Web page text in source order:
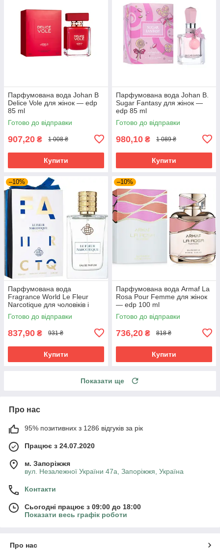
Парфумована вода Johan B
Delice Vole для жінок — edp
85 ml
Готово до відправки
907,20 ₴ 1 008 ₴
Купити
Парфумована вода Johan B.
Sugar Fantasy для жінок —
edp 85 ml
Готово до відправки
980,10 ₴ 1 089 ₴
Купити
–10%
Парфумована вода
Fragrance World Le Fleur
Narcotique для чоловіків і
жінок edp 100 ml
Готово до відправки
837,90 ₴ 931 ₴
Купити
–10%
Парфумована вода Armaf La
Rosa Pour Femme для жінок
— edp 100 ml
Готово до відправки
736,20 ₴ 818 ₴
Купити
Показати ще
Про нас
95% позитивних з 1286 відгуків за рік
Працює з 24.07.2020
м. Запоріжжя
вул. Незалежної України 47а, Запоріжжя, Україна
Контакти
Сьогодні працює з 09:00 до 18:00
Показати весь графік роботи
Про нас